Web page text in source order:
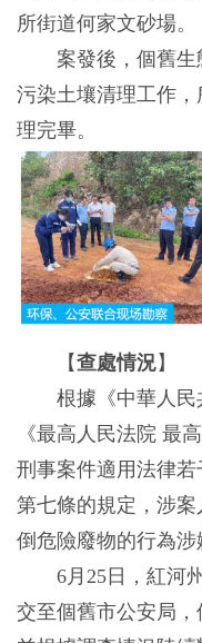
所街道何家文砂場。
案發後，個舊生
污染土壤清理工作
理完畢。
【查處情況】
根據《中華人民共
《最高人民法院 最
刑事案件適用法律
第七條的規定，涉
倒危險廢物的行為涉
6月25日，紅河州
交至個舊市公安局，